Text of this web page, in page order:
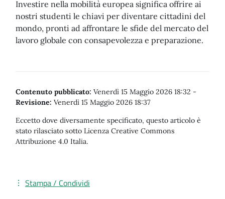
Investire nella mobilità europea significa offrire ai
nostri studenti le chiavi per diventare cittadini del
mondo, pronti ad affrontare le sfide del mercato del
lavoro globale con consapevolezza e preparazione.
Contenuto pubblicato: Venerdì 15 Maggio 2026 18:32 -
Revisione: Venerdì 15 Maggio 2026 18:37
Eccetto dove diversamente specificato, questo articolo è
stato rilasciato sotto Licenza Creative Commons
Attribuzione 4.0 Italia.
Stampa / Condividi